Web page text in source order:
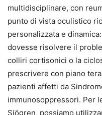
multidisciplinare, con
punto di vista oculistico
personalizzata e
dovesse risolvere il
colliri cortisonici o la
prescrivere con piano
pazienti affetti da
immunosoppressori. Per
Sjögren, possiamo